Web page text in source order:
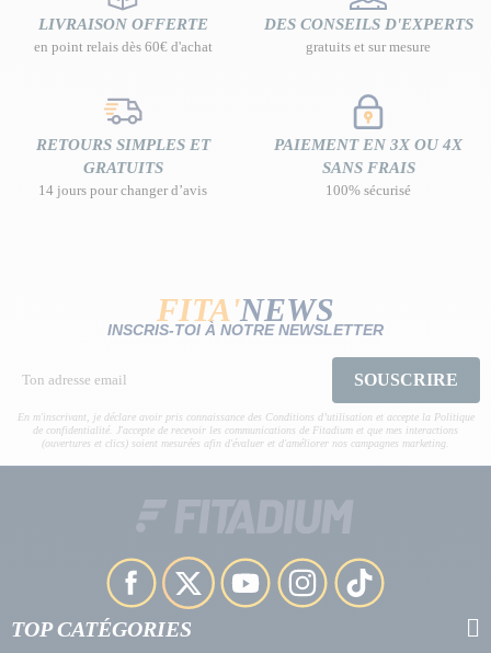
LIVRAISON OFFERTE
en point relais dès 60€ d'achat
DES CONSEILS D'EXPERTS
gratuits et sur mesure
RETOURS SIMPLES ET
GRATUITS
14 jours pour changer d’avis
PAIEMENT EN 3X OU 4X
SANS FRAIS
100% sécurisé
FITA'NEWS
INSCRIS-TOI À NOTRE NEWSLETTER
SOUSCRIRE
En m'inscrivant, je déclare avoir pris connaissance des Conditions d’utilisation et accepte la Politique
de confidentialité. J'accepte de recevoir les communications de Fitadium et que mes interactions
(ouvertures et clics) soient mesurées afin d'évaluer et d'améliorer nos campagnes marketing.
TOP CATÉGORIES